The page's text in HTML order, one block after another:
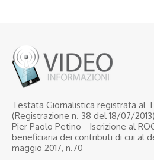
Testata Giornalistica registrata al
(Registrazione n. 38 del 18/07/
Pier Paolo Petino - Iscrizione al
beneficiaria dei contributi di cui al
maggio 2017, n.70